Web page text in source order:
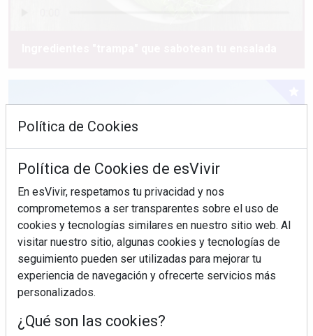
¿Sabes en qué consiste el síndrome metabólico?
Política de Cookies
Política de Cookies de esVivir
En esVivir, respetamos tu privacidad y nos
comprometemos a ser transparentes sobre el uso de
cookies y tecnologías similares en nuestro sitio web. Al
visitar nuestro sitio, algunas cookies y tecnologías de
seguimiento pueden ser utilizadas para mejorar tu
experiencia de navegación y ofrecerte servicios más
personalizados.
¿Qué son las cookies?